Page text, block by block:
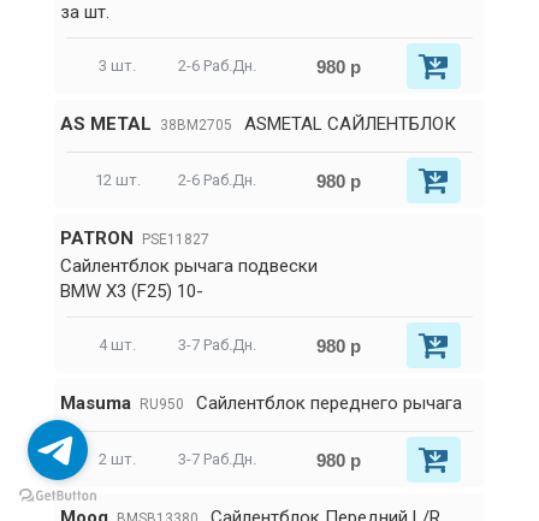
за шт.
3 шт. 2-6 Раб.Дн. 980 р
AS METAL 38BM2705 ASMETAL САЙЛЕНТБЛОК
12 шт. 2-6 Раб.Дн. 980 р
PATRON PSE11827
Сайлентблок рычага подвески
BMW X3 (F25) 10-
4 шт. 3-7 Раб.Дн. 980 р
Masuma RU950 Сайлентблок переднего рычага
2 шт. 3-7 Раб.Дн. 980 р